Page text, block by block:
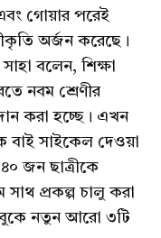
গোয়ার পরেই
অর্জন করেছে।
বলেন, শিক্ষা
নবম শ্রেণীর
করা হচ্ছে। এখন
বাই সাইকেল দেওয়া
জন ছাত্রীকে
সাথ প্রকল্প চালু করা
নতুন আরো ৩টি